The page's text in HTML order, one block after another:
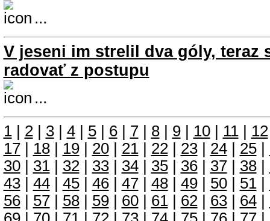
...
V jeseni im strelil dva góly, teraz
radovať z postupu
...
1| 2| 3| 4| 5| 6| 7| 8| 9| 10| 11| 12
17| 18| 19| 20| 21| 22| 23| 24| 25|
30| 31| 32| 33| 34| 35| 36| 37| 38|
43| 44| 45| 46| 47| 48| 49| 50| 51|
56| 57| 58| 59| 60| 61| 62| 63| 64|